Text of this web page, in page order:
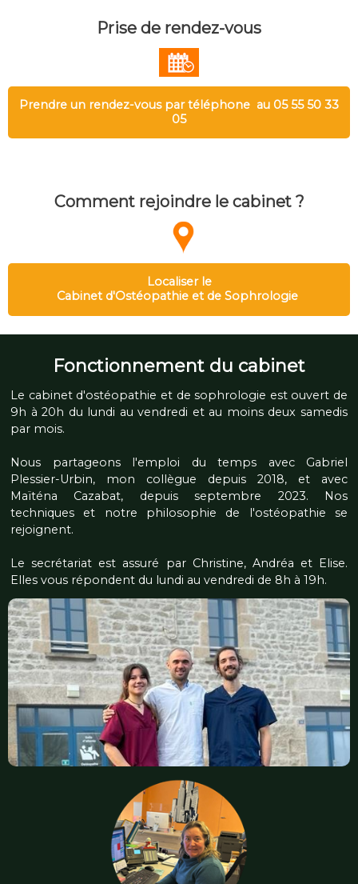
Prise de rendez-vous
Prendre un rendez-vous par téléphone au 05 55 50 33
05
Comment rejoindre le cabinet ?
Localiser le
Cabinet d'Ostéopathie et de Sophrologie
Fonctionnement du cabinet
Le cabinet d'ostéopathie et de sophrologie est ouvert de
9h à 20h du lundi au vendredi et au moins deux samedis
par mois.
Nous partageons l'emploi du temps avec Gabriel
Plessier-Urbin, mon collègue depuis 2018, et avec
Maïténa Cazabat, depuis septembre 2023. Nos
techniques et notre philosophie de l'ostéopathie se
rejoignent.
Le secrétariat est assuré par Christine, Andréa et Elise.
Elles vous répondent du lundi au vendredi de 8h à 19h.